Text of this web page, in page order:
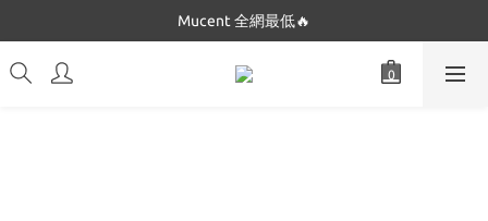
Dickies 最低$280起🔥
Mucent 全網最低🔥
Dickies 最低$280起🔥